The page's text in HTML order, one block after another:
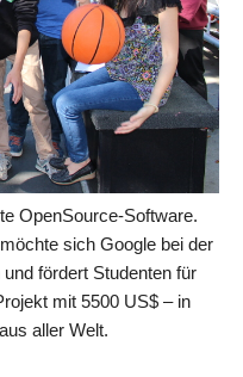
OpenSource-Software.
sich Google bei der
fördert Studenten für
mit 5500 US$ – in
aller Welt.